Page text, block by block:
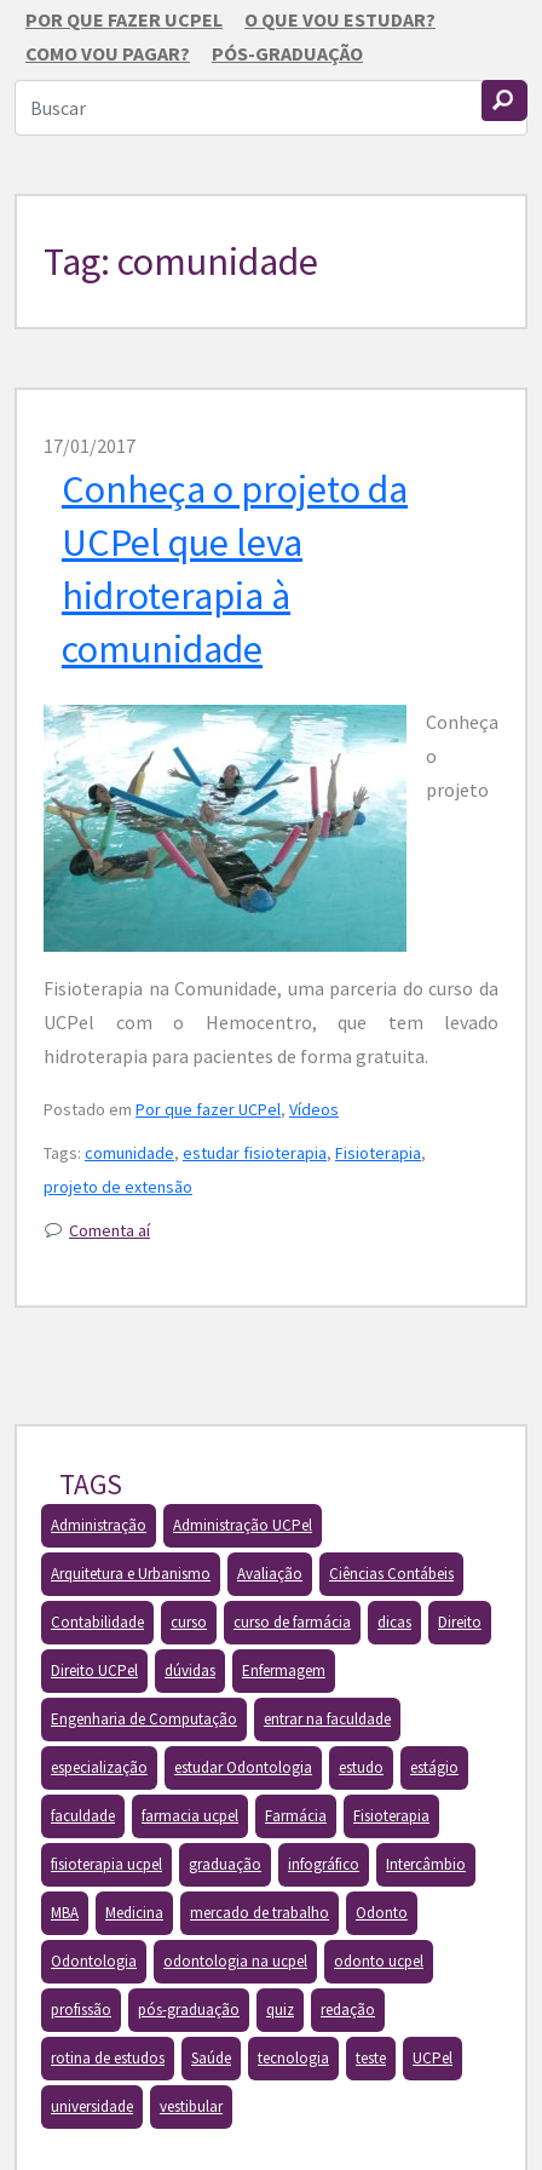
POR QUE FAZER UCPEL
O QUE VOU ESTUDAR?
COMO VOU PAGAR?
PÓS-GRADUAÇÃO
Tag: comunidade
17/01/2017
Conheça o projeto da
UCPel que leva
hidroterapia à
comunidade
Conheça
o
projeto
Fisioterapia na Comunidade, uma parceria do curso da
UCPel com o Hemocentro, que tem levado
hidroterapia para pacientes de forma gratuita.
Postado em Por que fazer UCPel, Vídeos
Tags: comunidade, estudar fisioterapia, Fisioterapia,
projeto de extensão
Comenta aí
TAGS
Administração Administração UCPel
Arquitetura e Urbanismo Avaliação Ciências Contábeis
Contabilidade curso curso de farmácia dicas Direito
Direito UCPel dúvidas Enfermagem
Engenharia de Computação entrar na faculdade
especialização estudar Odontologia estudo estágio
faculdade farmacia ucpel Farmácia Fisioterapia
fisioterapia ucpel graduação infográfico Intercâmbio
MBA Medicina mercado de trabalho Odonto
Odontologia odontologia na ucpel odonto ucpel
profissão pós-graduação quiz redação
rotina de estudos Saúde tecnologia teste UCPel
universidade vestibular